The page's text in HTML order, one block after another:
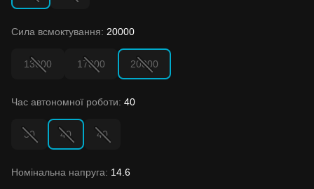
Сила всмоктування: 20000
13000 17000 20000
Час автономної роботи: 40
30 40 40
Номінальна напруга: 14.6